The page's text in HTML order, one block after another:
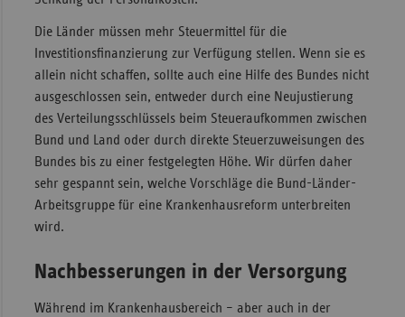
Die Länder müssen mehr Steuermittel für die
Investitionsfinanzierung zur Verfügung stellen. Wenn sie es
allein nicht schaffen, sollte auch eine Hilfe des Bundes nicht
ausgeschlossen sein, entweder durch eine Neujustierung
des Verteilungsschlüssels beim Steueraufkommen zwischen
Bund und Land oder durch direkte Steuerzuweisungen des
Bundes bis zu einer festgelegten Höhe. Wir dürfen daher
sehr gespannt sein, welche Vorschläge die Bund-Länder-
Arbeitsgruppe für eine Krankenhausreform unterbreiten
wird.
Nachbesserungen in der Versorgung
Während im Krankenhausbereich – aber auch in der